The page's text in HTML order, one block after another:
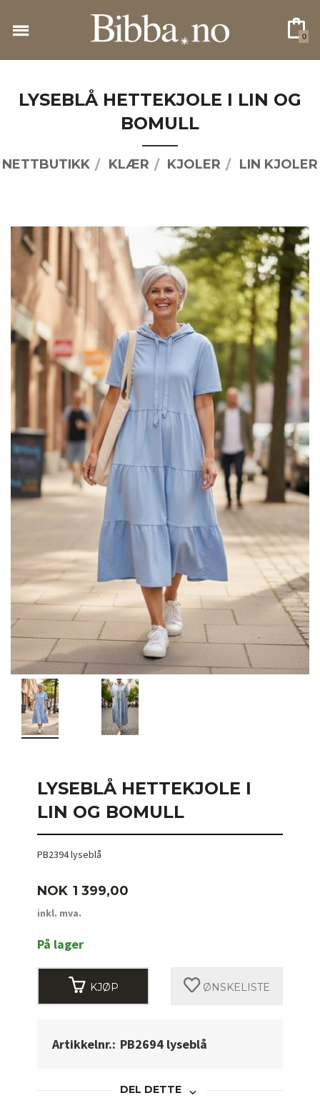
0
LYSEBLÅ HETTEKJOLE I LIN OG
BOMULL
NETTBUTIKK KLÆR KJOLER LIN KJOLER
LYSEBLÅ HETTEKJOLE I
LIN OG BOMULL
PB2394 lyseblå
Pris
NOK 1 399,00
inkl. mva.
På lager
KJØP ØNSKELISTE
Artikkelnr.: PB2694 lyseblå
DEL DETTE